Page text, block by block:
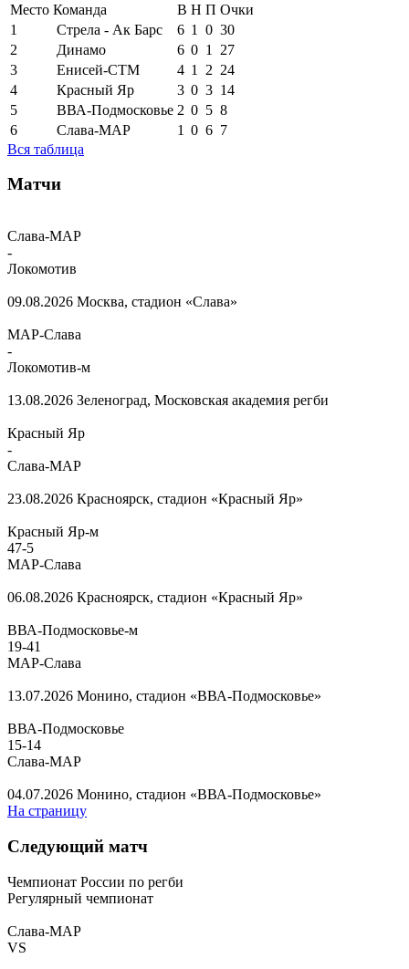
Место Команда В Н П Очки
1
Стрела - Ак Барс 6 1 0 30
2
Динамо 6 0 1
27
3
Енисей-СТМ 4 1 2 24
4
Красный Яр 3 0 3 14
5
ВВА-Подмосковье 2 0 5 8
6
Слава-МАР 1 0 6 7
Вся таблица
Матчи
Слава-МАР
-
Локомотив
09.08.2026 Москва, стадион «Слава»
МАР-Слава
-
Локомотив-м
13.08.2026 Зеленоград, Московская академия регби
Красный Яр
-
Слава-МАР
23.08.2026 Красноярск, стадион «Красный Яр»
Красный Яр-м
47-5
МАР-Слава
06.08.2026 Красноярск, стадион «Красный Яр»
ВВА-Подмосковье-м
19-41
МАР-Слава
13.07.2026 Монино, стадион «ВВА-Подмосковье»
ВВА-Подмосковье
15-14
Слава-МАР
04.07.2026 Монино, стадион «ВВА-Подмосковье»
На страницу
Следующий матч
Чемпионат России по регби
Регулярный чемпионат
Слава-МАР
VS